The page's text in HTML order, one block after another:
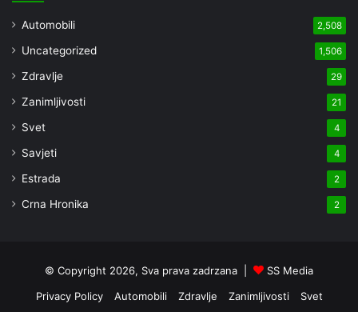
Automobili 2,508
Uncategorized 1,506
Zdravlje 29
Zanimljivosti 21
Svet 4
Savjeti 4
Estrada 2
Crna Hronika 2
© Copyright 2026, Sva prava zadrzana |
SS Media
Privacy Policy
Automobili Zdravlje Zanimljivosti Svet